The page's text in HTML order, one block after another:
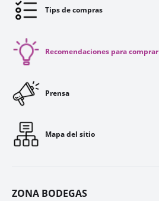
Tips de compras
Recomendaciones para comprar
Prensa
Mapa del sitio
ZONA BODEGAS